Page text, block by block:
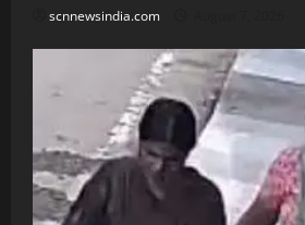
scnnewsindia.com